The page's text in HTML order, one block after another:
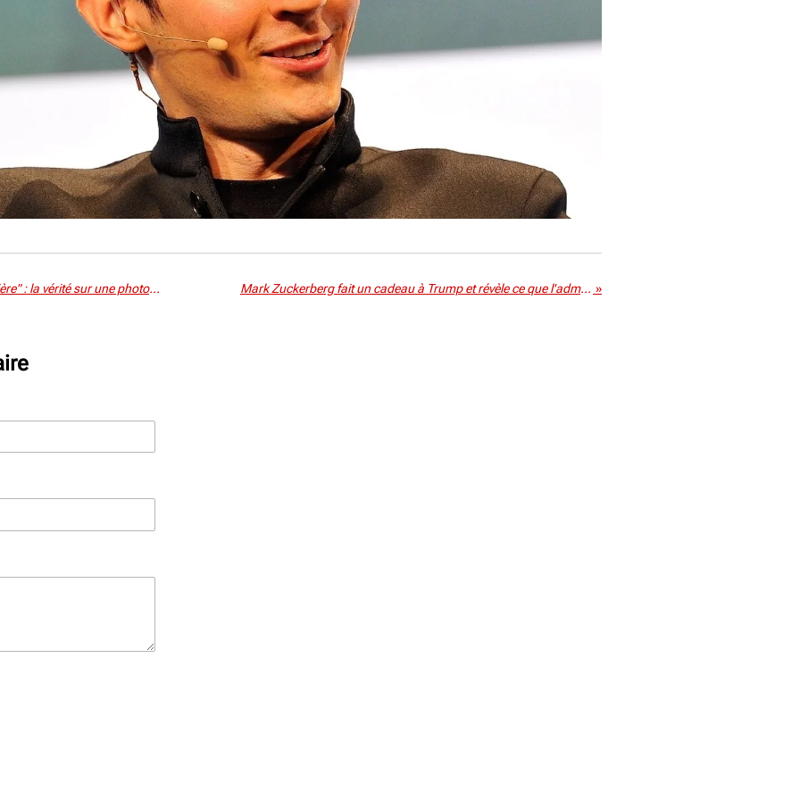
Des migrants marocains "à la frontière" : la vérité sur une photo de foules Mark Zuckerberg fait un cadeau à Trump et révèle ce que l'administration Biden a fait. »